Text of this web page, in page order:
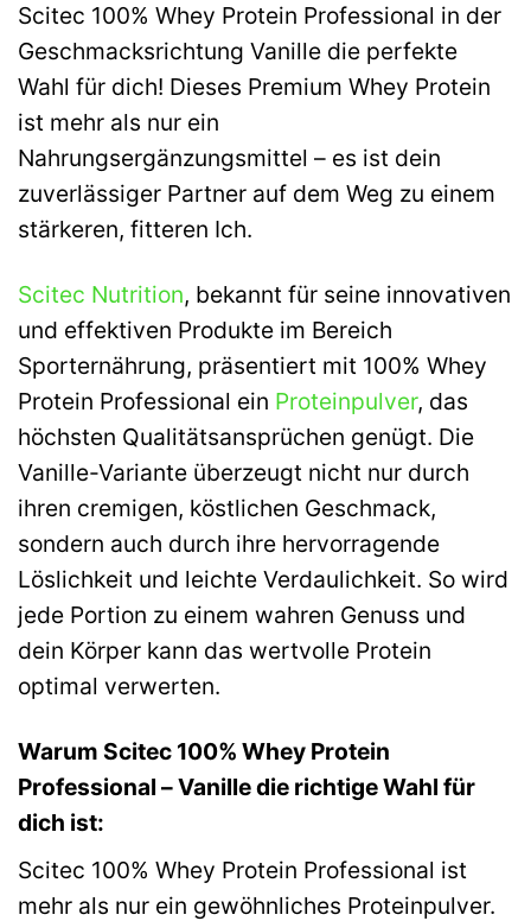
Scitec 100% Whey Protein Professional in der
Geschmacksrichtung Vanille die perfekte
Wahl für dich! Dieses Premium Whey Protein
ist mehr als nur ein
Nahrungsergänzungsmittel – es ist dein
zuverlässiger Partner auf dem Weg zu einem
stärkeren, fitteren Ich.
Scitec Nutrition, bekannt für seine innovativen
und effektiven Produkte im Bereich
Sporternährung, präsentiert mit 100% Whey
Protein Professional ein Proteinpulver, das
höchsten Qualitätsansprüchen genügt. Die
Vanille-Variante überzeugt nicht nur durch
ihren cremigen, köstlichen Geschmack,
sondern auch durch ihre hervorragende
Löslichkeit und leichte Verdaulichkeit. So wird
jede Portion zu einem wahren Genuss und
dein Körper kann das wertvolle Protein
optimal verwerten.
Warum Scitec 100% Whey Protein
Professional – Vanille die richtige Wahl für
dich ist:
Scitec 100% Whey Protein Professional ist
mehr als nur ein gewöhnliches Proteinpulver.